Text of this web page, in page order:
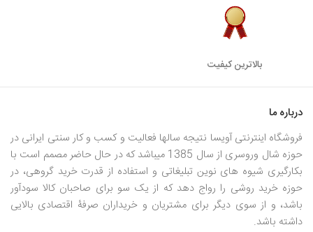
بالاترین کیفیت
درباره ما
فروشگاه اینترنتی آویسا نتیجه سالها فعالیت و کسب و کار سنتی ایرانی در
حوزه شال وروسری از سال 1385 میباشد که در حال حاضر مصمم است با
بکارگیری شیوه های نوین تبلیغاتی و استفاده از قدرت خرید گروهی، در
حوزه خرید روشی را رواج دهد که از یک سو برای صاحبان کالا سودآور
باشد، و از سوی دیگر برای مشتریان و خریداران صرفۀ اقتصادی بالایی
داشته باشد.